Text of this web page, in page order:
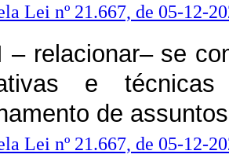
Lei nº 21.667, de 05-12-
– relacionar– se
e
de
Lei nº 21.667, de 05-12-